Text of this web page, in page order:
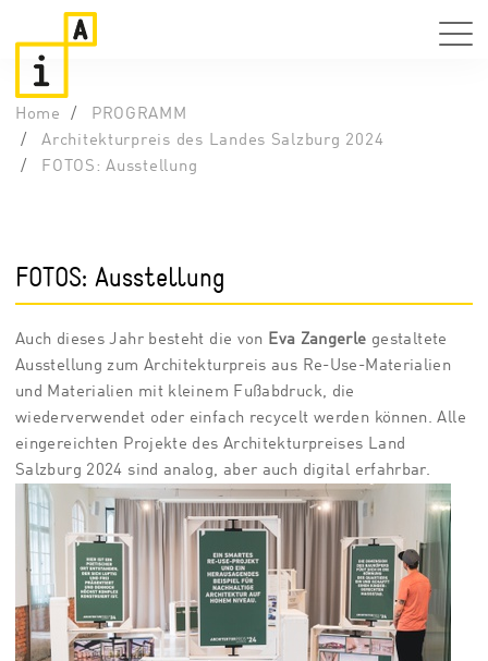
Home
PROGRAMM
Architekturpreis des Landes Salzburg 2024
FOTOS: Ausstellung
FOTOS: Ausstellung
Auch dieses Jahr besteht die von Eva Zangerle gestaltete
Ausstellung zum Architekturpreis aus Re-Use-Materialien
und Materialien mit kleinem Fußabdruck, die
wiederverwendet oder einfach recycelt werden können. Alle
eingereichten Projekte des Architekturpreises Land
Salzburg 2024 sind analog, aber auch digital erfahrbar.